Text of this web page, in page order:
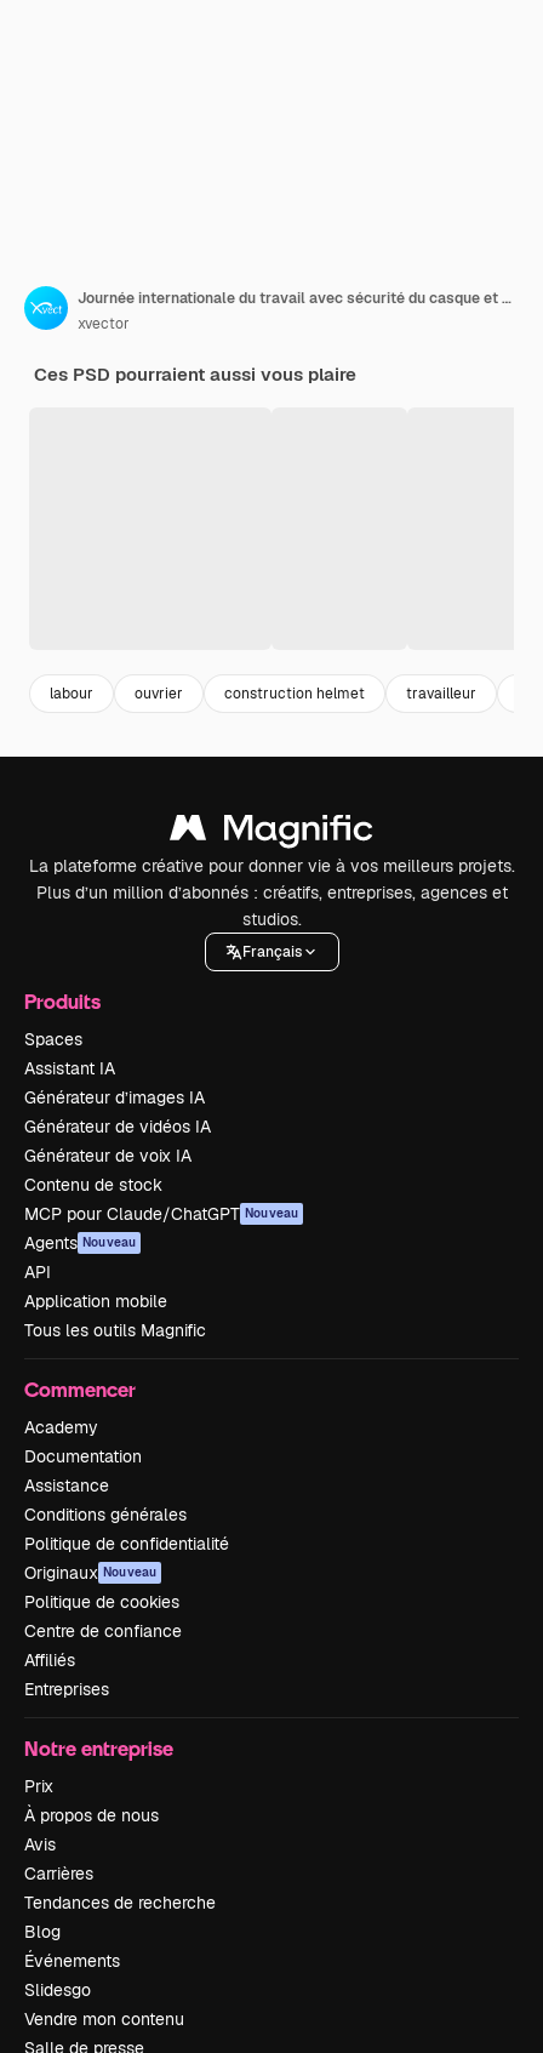
Journée internationale du travail avec sécurité du casque et outils modèle de publication sur les réseaux sociaux
xvector
Ces PSD pourraient aussi vous plaire
labour ouvrier construction helmet travailleur
La plateforme créative pour donner vie à vos meilleurs projets.
Plus d’un million d’abonnés : créatifs, entreprises, agences et
studios.
Français
Produits
Spaces
Assistant IA
Générateur d’images IA
Générateur de vidéos IA
Générateur de voix IA
Contenu de stock
MCP pour Claude/ChatGPT Nouveau
Agents Nouveau
API
Application mobile
Tous les outils Magnific
Commencer
Academy
Documentation
Assistance
Conditions générales
Politique de confidentialité
Originaux Nouveau
Politique de cookies
Centre de confiance
Affiliés
Entreprises
Notre entreprise
Prix
À propos de nous
Avis
Carrières
Tendances de recherche
Blog
Événements
Slidesgo
Vendre mon contenu
Salle de presse